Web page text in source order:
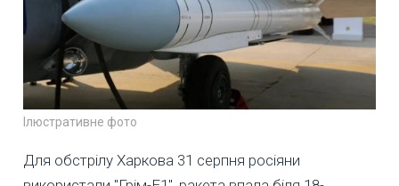
Ілюстративне фото
Для обстрілу Харкова 31 серпня росіяни